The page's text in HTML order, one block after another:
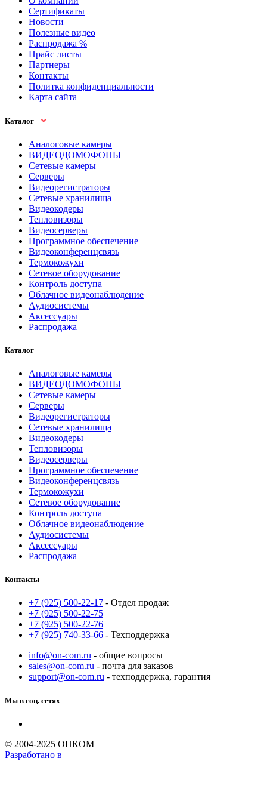
Сертификаты
Новости
Полезные видео
Распродажа %
Прайс листы
Партнеры
Контакты
Политка конфиденциальности
Карта сайта
Каталог
Аналоговые камеры
ВИДЕОДОМОФОНЫ
Сетевые камеры
Серверы
Видеорегистраторы
Сетевые хранилища
Видеокодеры
Тепловизоры
Видеосерверы
Программное обеспечение
Видеоконференцсвязь
Термокожухи
Сетевое оборудование
Контроль доступа
Облачное видеонаблюдение
Аудиосистемы
Аксессуары
Распродажа
Каталог
Аналоговые камеры
ВИДЕОДОМОФОНЫ
Сетевые камеры
Серверы
Видеорегистраторы
Сетевые хранилища
Видеокодеры
Тепловизоры
Видеосерверы
Программное обеспечение
Видеоконференцсвязь
Термокожухи
Сетевое оборудование
Контроль доступа
Облачное видеонаблюдение
Аудиосистемы
Аксессуары
Распродажа
Контакты
+7 (925) 500-22-17 - Отдел продаж
+7 (925) 500-22-75
+7 (925) 500-22-76
+7 (925) 740-33-66 - Техподдержка
info@on-com.ru - общие вопросы
sales@on-com.ru - почта для заказов
support@on-com.ru - техподдержка, гарантия
Мы в соц. сетях
© 2004-2025 ОНКОМ
Разработано в